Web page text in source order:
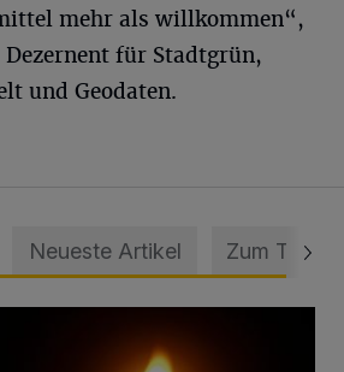
mehr als willkommen“,
für Stadtgrün,
und Geodaten.
Neueste Artikel Zum Thema